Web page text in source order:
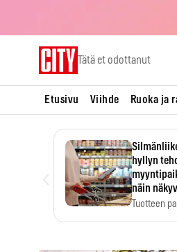
Tätä et odottanut
Etusivu Viihde Ruoka ja
hyllyn
näin
Tuotteen